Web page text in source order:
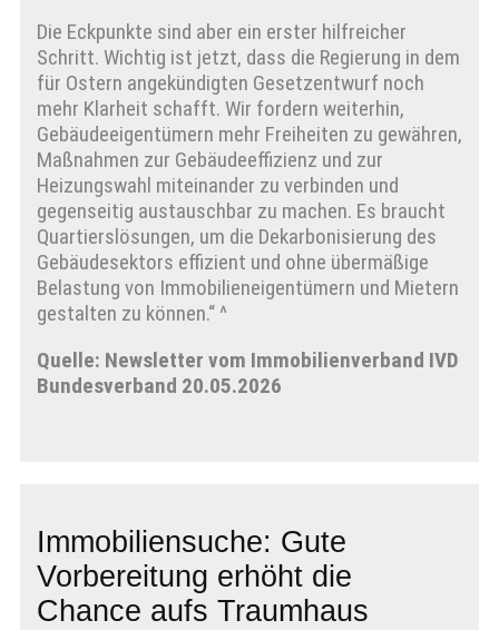
Die Eckpunkte sind aber ein erster hilfreicher
Schritt. Wichtig ist jetzt, dass die Regierung in dem
für Ostern angekündigten Gesetzentwurf noch
mehr Klarheit schafft. Wir fordern weiterhin,
Gebäudeeigentümern mehr Freiheiten zu gewähren,
Maßnahmen zur Gebäudeeffizienz und zur
Heizungswahl miteinander zu verbinden und
gegenseitig austauschbar zu machen. Es braucht
Quartierslösungen, um die Dekarbonisierung des
Gebäudesektors effizient und ohne übermäßige
Belastung von Immobilieneigentümern und Mietern
gestalten zu können.“ ^
Quelle: Newsletter vom Immobilienverband IVD
Bundesverband 20.05.2026
Immobiliensuche: Gute
Vorbereitung erhöht die
Chance aufs Traumhaus